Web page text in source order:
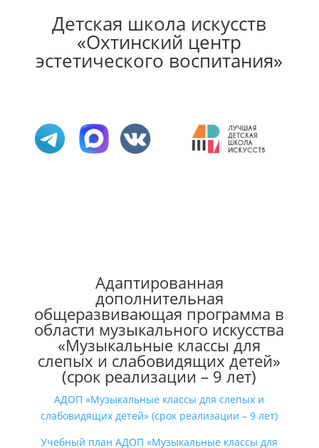
Детская школа искусств
«Охтинский центр
эстетического воспитания»
Адаптированная
дополнительная
общеразвивающая программа в
области музыкального искусства
«Музыкальные классы для
слепых и слабовидящих детей»
(срок реализации – 9 лет)
АДОП «Музыкальные классы для слепых и
слабовидящих детей» (срок реализации – 9 лет)
Учебный план АДОП «Музыкальные классы для